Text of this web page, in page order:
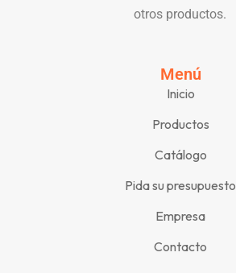
otros productos.
Menú
Inicio
Productos
Catálogo
Pida su presupuesto
Empresa
Contacto